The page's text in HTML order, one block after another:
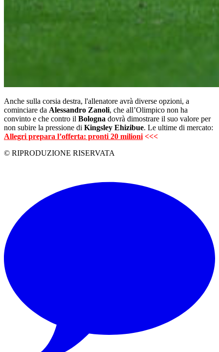
Anche sulla corsia destra, l'allenatore avrà diverse opzioni, a
cominciare da Alessandro Zanoli, che all’Olimpico non ha
convinto e che contro il Bologna dovrà dimostrare il suo valore per
non subire la pressione di Kingsley Ehizibue. Le ultime di mercato:
Allegri prepara l’offerta: pronti 20 milioni <<<
© RIPRODUZIONE RISERVATA